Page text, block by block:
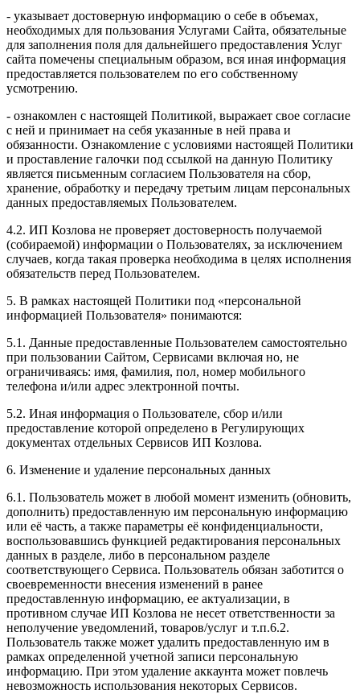
- указывает достоверную информацию о себе в объемах,
необходимых для пользования Услугами Сайта, обязательные
для заполнения поля для дальнейшего предоставления Услуг
сайта помечены специальным образом, вся иная информация
предоставляется пользователем по его собственному
усмотрению.
- ознакомлен с настоящей Политикой, выражает свое согласие
с ней и принимает на себя указанные в ней права и
обязанности. Ознакомление с условиями настоящей Политики
и проставление галочки под ссылкой на данную Политику
является письменным согласием Пользователя на сбор,
хранение, обработку и передачу третьим лицам персональных
данных предоставляемых Пользователем.
4.2. ИП Козлова не проверяет достоверность получаемой
(собираемой) информации о Пользователях, за исключением
случаев, когда такая проверка необходима в целях исполнения
обязательств перед Пользователем.
5. В рамках настоящей Политики под «персональной
информацией Пользователя» понимаются:
5.1. Данные предоставленные Пользователем самостоятельно
при пользовании Сайтом, Сервисами включая но, не
ограничиваясь: имя, фамилия, пол, номер мобильного
телефона и/или адрес электронной почты.
5.2. Иная информация о Пользователе, сбор и/или
предоставление которой определено в Регулирующих
документах отдельных Сервисов ИП Козлова.
6. Изменение и удаление персональных данных
6.1. Пользователь может в любой момент изменить (обновить,
дополнить) предоставленную им персональную информацию
или её часть, а также параметры её конфиденциальности,
воспользовавшись функцией редактирования персональных
данных в разделе, либо в персональном разделе
соответствующего Сервиса. Пользователь обязан заботится о
своевременности внесения изменений в ранее
предоставленную информацию, ее актуализации, в
противном случае ИП Козлова не несет ответственности за
неполучение уведомлений, товаров/услуг и т.п.6.2.
Пользователь также может удалить предоставленную им в
рамках определенной учетной записи персональную
информацию. При этом удаление аккаунта может повлечь
невозможность использования некоторых Сервисов.